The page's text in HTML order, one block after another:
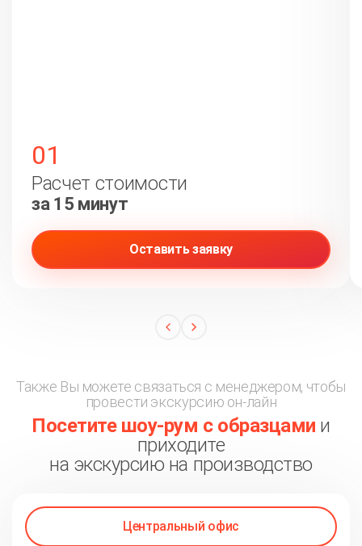
01
Расчет стоимости
за 15 минут
Оставить заявку
Также Вы можете связаться с менеджером, чтобы
провести экскурсию он-лайн
Посетите шоу-рум с образцами и
приходите
на экскурсию на производство
Центральный офис